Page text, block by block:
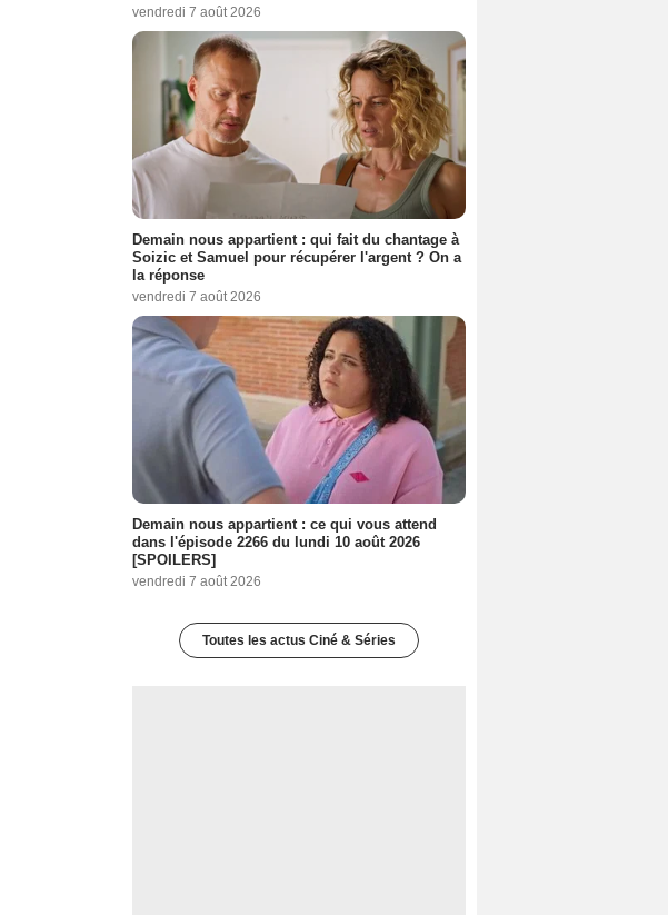
vendredi 7 août 2026
Demain nous appartient : qui fait du chantage à
Soizic et Samuel pour récupérer l'argent ? On a
la réponse
vendredi 7 août 2026
Demain nous appartient : ce qui vous attend
dans l'épisode 2266 du lundi 10 août 2026
[SPOILERS]
vendredi 7 août 2026
Toutes les actus Ciné & Séries